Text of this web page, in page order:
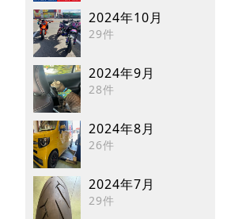
2024年10月
29件
2024年9月
28件
2024年8月
26件
2024年7月
29件